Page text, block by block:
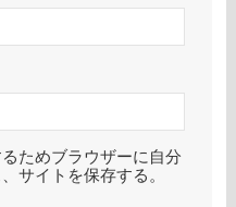
ためブラウザーに自分
サイトを保存する。